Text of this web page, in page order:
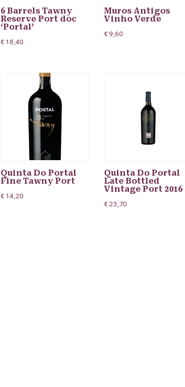
6 Barrels Tawny
Reserve Port doc
‘Portal’
€ 18,40
Muros Antigos
Vinho Verde
€9,60
Quinta Do Portal
Fine Tawny Port
€ 14,20
Quinta Do Portal
Late Bottled
Vintage Port 2016
€23,70